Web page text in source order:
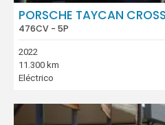
PORSCHE TAYCAN
476CV - 5P
2022
11.300 km
Eléctrico